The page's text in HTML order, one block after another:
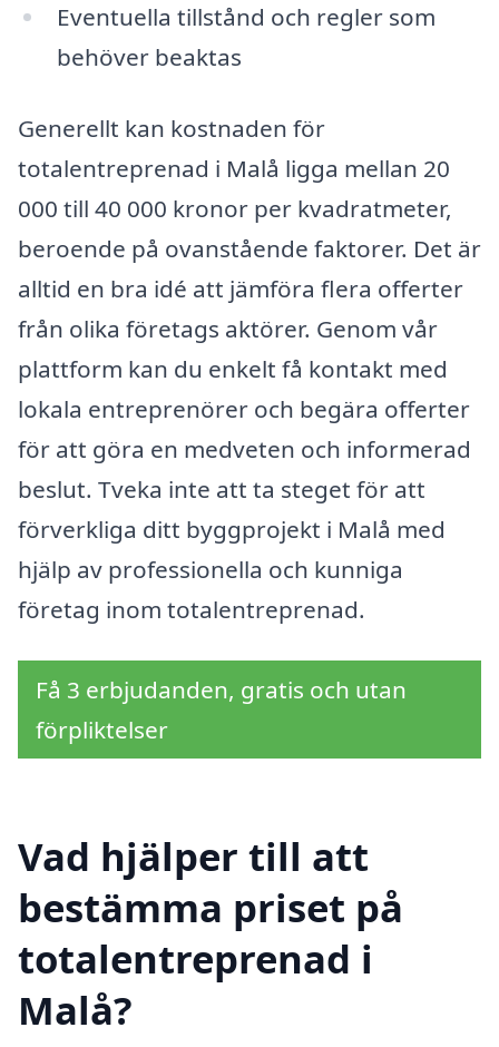
Eventuella tillstånd och regler som
behöver beaktas
Generellt kan kostnaden för
totalentreprenad i Malå ligga mellan 20
000 till 40 000 kronor per kvadratmeter,
beroende på ovanstående faktorer. Det är
alltid en bra idé att jämföra flera offerter
från olika företags aktörer. Genom vår
plattform kan du enkelt få kontakt med
lokala entreprenörer och begära offerter
för att göra en medveten och informerad
beslut. Tveka inte att ta steget för att
förverkliga ditt byggprojekt i Malå med
hjälp av professionella och kunniga
företag inom totalentreprenad.
Få 3 erbjudanden, gratis och utan
förpliktelser
Vad hjälper till att
bestämma priset på
totalentreprenad i
Malå?